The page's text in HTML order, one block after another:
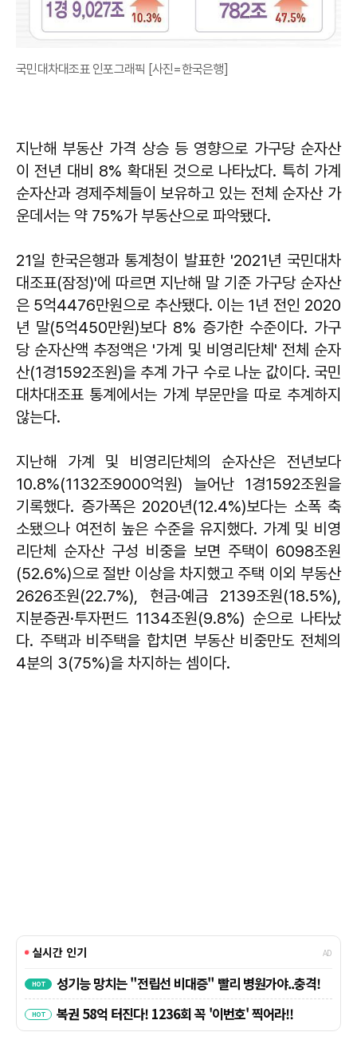
국민대차대조표 인포그래픽 [사진=한국은행]
지난해 부동산 가격 상승 등 영향으로 가구당 순자산
이 전년 대비 8% 확대된 것으로 나타났다. 특히 가계
순자산과 경제주체들이 보유하고 있는 전체 순자산 가
운데서는 약 75%가 부동산으로 파악됐다.
21일 한국은행과 통계청이 발표한 '2021년 국민대차
대조표(잠정)'에 따르면 지난해 말 기준 가구당 순자산
은 5억4476만원으로 추산됐다. 이는 1년 전인 2020
년 말(5억450만원)보다 8% 증가한 수준이다. 가구
당 순자산액 추정액은 '가계 및 비영리단체' 전체 순자
산(1경1592조원)을 추계 가구 수로 나눈 값이다. 국민
대차대조표 통계에서는 가계 부문만을 따로 추계하지
않는다.
지난해 가계 및 비영리단체의 순자산은 전년보다
10.8%(1132조9000억원) 늘어난 1경1592조원을
기록했다. 증가폭은 2020년(12.4%)보다는 소폭 축
소됐으나 여전히 높은 수준을 유지했다. 가계 및 비영
리단체 순자산 구성 비중을 보면 주택이 6098조원
(52.6%)으로 절반 이상을 차지했고 주택 이외 부동산
2626조원(22.7%), 현금·예금 2139조원(18.5%),
지분증권·투자펀드 1134조원(9.8%) 순으로 나타났
다. 주택과 비주택을 합치면 부동산 비중만도 전체의
4분의 3(75%)을 차지하는 셈이다.